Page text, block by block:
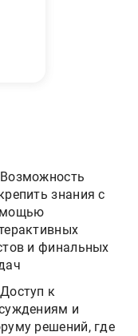
знания с
и финальных
к
и
решений, где